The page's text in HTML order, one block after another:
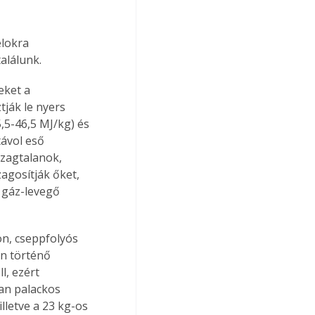
a
le nyers
46,5 MJ/kg) és
eső
őket,
levegő
történő
ezért
palackos
a 23 kg-os